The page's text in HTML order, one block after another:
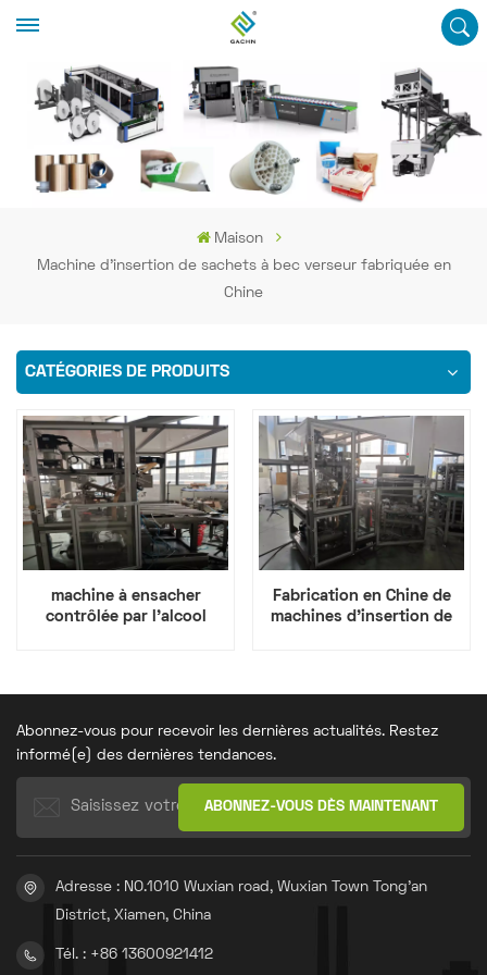
Maison
Machine d'insertion de sachets à bec verseur fabriquée en
Chine
CATÉGORIES DE PRODUITS
machine à ensacher
contrôlée par l'alcool
Fabrication en Chine de
machines d'insertion de
Abonnez-vous pour recevoir les dernières actualités. Restez
informé(e) des dernières tendances.
Adresse : NO.1010 Wuxian road, Wuxian Town Tong'an
District, Xiamen, China
Tél. : +86 13600921412